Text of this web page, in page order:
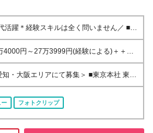
活躍＊経験スキルは全く問いません／ ■未
採用者事例／ ・キッチ
ールでの経験者 ・眼鏡販売員 ・携帯販
方で、 「コーディネーターの仕事に憧れ
いう理由から、 当社に入社してくれてい
お取引先を開拓する 営業職のポジション
4000円～27万3999円(経験による)＋＋イ
た分、しっかりインセン
！ ※試用期間3ヶ月あり（条件に変更は
業代を支給いたします
大阪エリアにて募集＞ ■東京本社 東京
駄ヶ谷5-18-20 代々木フォレストビル9階
所 愛知県名古屋市中村区名駅南2-11-
大阪営業所 大阪府大阪市中
4-11 新芝川ビル5階 500号室 ※入社
社（株式会社エムアールエス）へ出向の可
ー フォトクリップ